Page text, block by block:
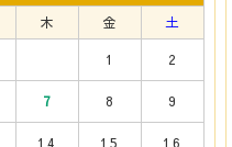
木 金 土
1 2
7 8 9
14 15 16